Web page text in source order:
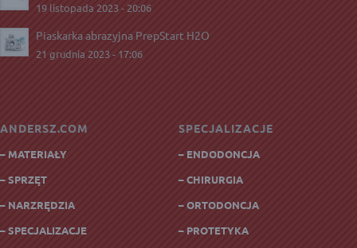
19 listopada 2023 - 20:06
Piaskarka abrazyjna PrepStart H2O
21 grudnia 2023 - 17:06
ANDERSZ.COM
– MATERIAŁY
– SPRZĘT
– NARZRĘDZIA
– SPECJALIZACJE
SPECJALIZACJE
– ENDODONCJA
– CHIRURGIA
– ORTODONCJA
– PROTETYKA